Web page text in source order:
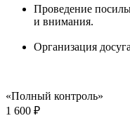
Проведение
и внимания.
Организация
«Полный контроль»
1 600 ₽